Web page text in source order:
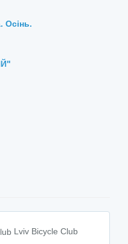
Осінь.
Lviv Bicycle Club